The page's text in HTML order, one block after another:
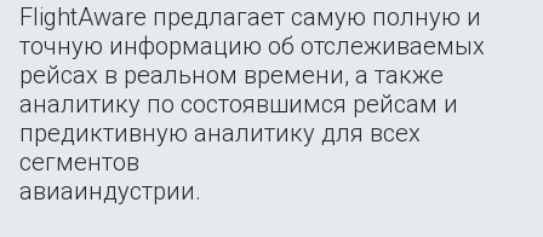
FlightAware предлагает самую полную и
точную информацию об отслеживаемых
рейсах в реальном времени, а также
аналитику по состоявшимся рейсам и
предиктивную аналитику для всех
сегментов
авиаиндустрии.